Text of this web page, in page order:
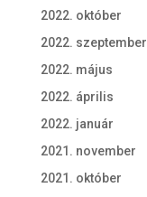
2022. október
2022. szeptember
2022. május
2022. április
2022. január
2021. november
2021. október